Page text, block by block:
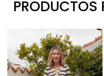
PRODUCTOS